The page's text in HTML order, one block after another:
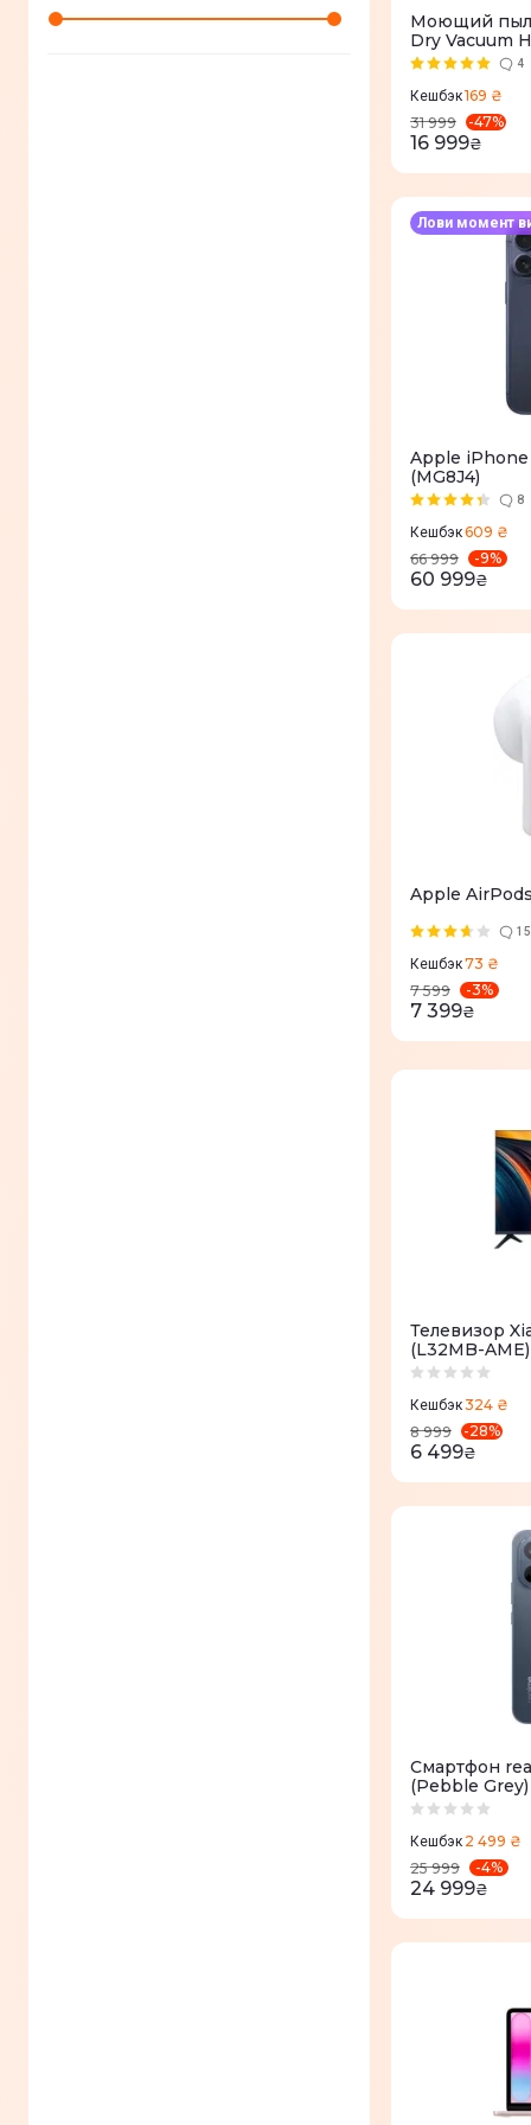
Универсальные инструменты (6)
Моющий
Dry Vacuum
4
Кешбэк169 ₴
31 999
-47%
16 999₴
Apple iPhone
(MG8J4)
8
Лови момент
Кешбэк609 ₴
66 999
-9%
60 999₴
Apple
15
Кешбэк73 ₴
7 599
-3%
7 399₴
Телевизор
(L32MB-AME)
Кешбэк324 ₴
8 999
-28%
6 499₴
Смартфон
(Pebble Grey)
Кешбэк 2 499 ₴
25 999
-4%
24 999₴